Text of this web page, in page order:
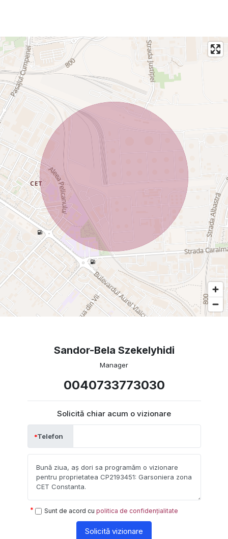
Sandor-Bela Szekelyhidi
Manager
0040733773030
Solicită chiar acum o vizionare
Telefon
Sunt de acord cu politica de confidențialitate
Solicită vizionare